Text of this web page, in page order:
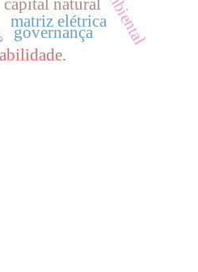
capital natural
matriz elétrica
governança